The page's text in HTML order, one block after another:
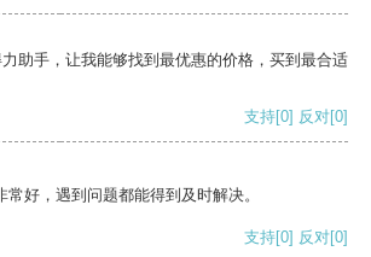
助手，让我能够找到最优惠的价格，买到最合适
支持[0] 反对[0]
好，遇到问题都能得到及时解决。
支持[0] 反对[0]